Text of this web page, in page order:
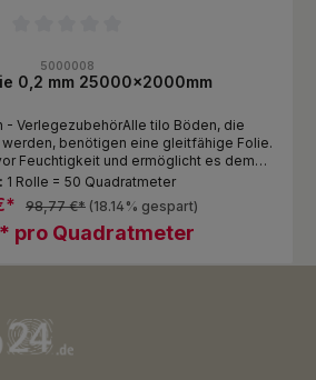
5000008
0,2 mm 25000x2000mm
- VerlegezubehörAlle tilo Böden, die
benötigen eine gleitfähige Folie.
Feuchtigkeit und ermöglicht es dem
zu schwimmen, also sich frei auf dem
?bewegen? zu können
pro Quadratmeter
98,77 €* (18.14% gespart)
1 Rolle = 50 Quadratmeter